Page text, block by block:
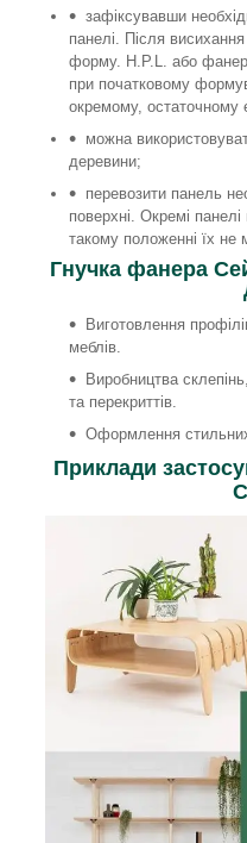
зафіксувавши
панелі. Після
форму. H.P.L. або
при початковому
окремому, остаточному
можна
деревини;
перевозити панель
поверхні. Окремі
такому положенні їх не
Гнучка фанера
Виготовлення
меблів.
Виробництва
та перекриттів.
Оформлення стильних
Приклади